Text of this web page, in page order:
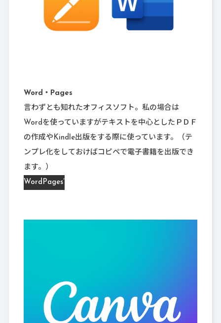
Word・Pages
言わずとも知れたオフィスソフト。私の場合は
Wordを使っていますがテキストを中心としたＰＤＦ
の作成やKindle出版をする際に使っています。（テ
ンプレ化をしておけばコピペで電子書籍を出版でき
ます。）
Word Pages’